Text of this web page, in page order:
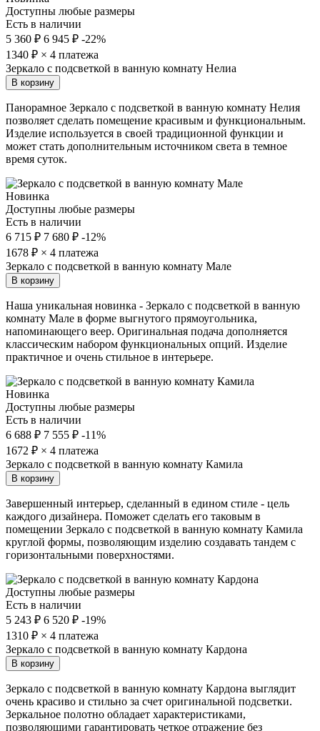
Доступны любые размеры
Есть в наличии
5 360 ₽ 6 945 ₽ -22%
1340 ₽ × 4 платежа
Зеркало с подсветкой в ванную комнату Нелиа
В корзину
Панорамное Зеркало с подсветкой в ванную комнату Нелия
позволяет сделать помещение красивым и функциональным.
Изделие используется в своей традиционной функции и
может стать дополнительным источником света в темное
время суток.
Новинка
Доступны любые размеры
Есть в наличии
6 715 ₽ 7 680 ₽ -12%
1678 ₽ × 4 платежа
Зеркало с подсветкой в ванную комнату Мале
В корзину
Наша уникальная новинка - Зеркало с подсветкой в ванную
комнату Мале в форме выгнутого прямоугольника,
напоминающего веер. Оригинальная подача дополняется
классическим набором функциональных опций. Изделие
практичное и очень стильное в интерьере.
Новинка
Доступны любые размеры
Есть в наличии
6 688 ₽ 7 555 ₽ -11%
1672 ₽ × 4 платежа
Зеркало с подсветкой в ванную комнату Камила
В корзину
Завершенный интерьер, сделанный в едином стиле - цель
каждого дизайнера. Поможет сделать его таковым в
помещении Зеркало с подсветкой в ванную комнату Камила
круглой формы, позволяющим изделию создавать тандем с
горизонтальными поверхностями.
Доступны любые размеры
Есть в наличии
5 243 ₽ 6 520 ₽ -19%
1310 ₽ × 4 платежа
Зеркало с подсветкой в ванную комнату Кардона
В корзину
Зеркало с подсветкой в ванную комнату Кардона выглядит
очень красиво и стильно за счет оригинальной подсветки.
Зеркальное полотно обладает характеристиками,
позволяющими гарантировать четкое отражение без